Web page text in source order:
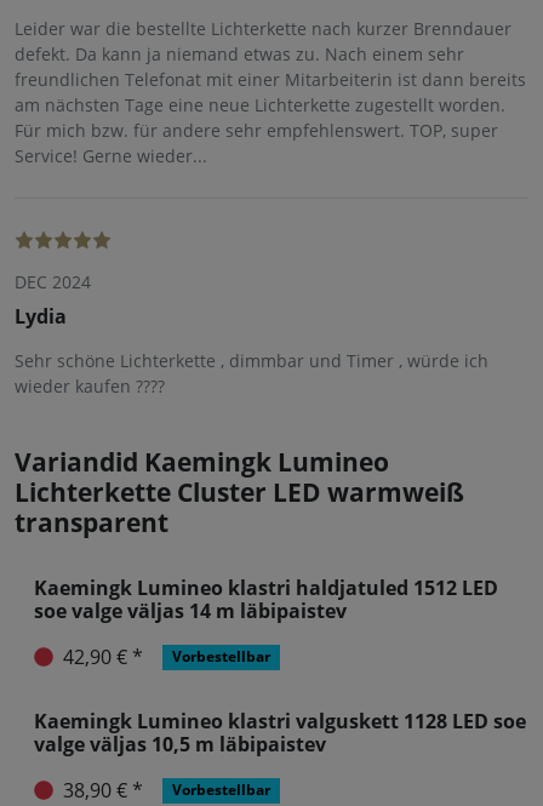
Leider war die bestellte Lichterkette nach kurzer Brenndauer
defekt. Da kann ja niemand etwas zu. Nach einem sehr
freundlichen Telefonat mit einer Mitarbeiterin ist dann bereits
am nächsten Tage eine neue Lichterkette zugestellt worden.
Für mich bzw. für andere sehr empfehlenswert. TOP, super
Service! Gerne wieder...
DEC 2024
Lydia
Sehr schöne Lichterkette , dimmbar und Timer , würde ich
wieder kaufen ????
Variandid Kaemingk Lumineo
Lichterkette Cluster LED warmweiß
transparent
Kaemingk Lumineo klastri haldjatuled 1512 LED
soe valge väljas 14 m läbipaistev
42,90 € *
Vorbestellbar
Kaemingk Lumineo klastri valguskett 1128 LED soe
valge väljas 10,5 m läbipaistev
38,90 € *
Vorbestellbar